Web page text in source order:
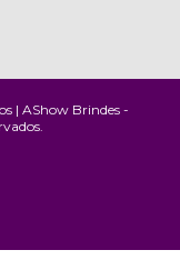
| AShow Brindes -